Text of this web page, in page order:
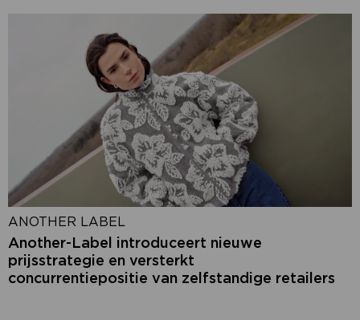
ANOTHER LABEL
Another-Label introduceert nieuwe
prijsstrategie en versterkt
concurrentiepositie van zelfstandige retailers